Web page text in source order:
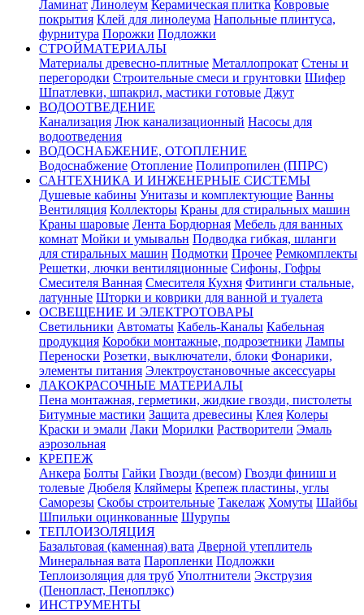
Ламинат Линолеум Керамическая плитка Ковровые
покрытия Клей для линолеума Напольные плинтуса,
фурнитура Порожки Подложки
СТРОЙМАТЕРИАЛЫ
Материалы древесно-плитные Металлопрокат Стены и
перегородки Строительные смеси и грунтовки Шифер
Шпатлевки, шпакрил, мастики готовые Джут
ВОДООТВЕДЕНИЕ
Канализация Люк канализационный Насосы для
водоотведения
ВОДОСНАБЖЕНИЕ, ОТОПЛЕНИЕ
Водоснабжение Отопление Полипропилен (ППРС)
САНТЕХНИКА И ИНЖЕНЕРНЫЕ СИСТЕМЫ
Душевые кабины Унитазы и комплектующие Ванны
Вентиляция Коллекторы Краны для стиральных машин
Краны шаровые Лента Бордюрная Мебель для ванных
комнат Мойки и умывальн Подводка гибкая, шланги
для стиральных машин Подмотки Прочее Ремкомплекты
Решетки, лючки вентиляционные Сифоны, Гофры
Смесителя Ванная Смесителя Кухня Фитинги стальные,
латунные Шторки и коврики для ванной и туалета
ОСВЕЩЕНИЕ И ЭЛЕКТРОТОВАРЫ
Светильники Автоматы Кабель-Каналы Кабельная
продукция Коробки монтажные, подрозетники Лампы
Переноски Розетки, выключатели, блоки Фонарики,
элементы питания Электроустановочные аксессуары
ЛАКОКРАСОЧНЫЕ МАТЕРИАЛЫ
Пена монтажная, герметики, жидкие гвозди, пистолеты
Битумные мастики Защита древесины Клея Колеры
Краски и эмали Лаки Морилки Растворители Эмаль
аэрозольная
КРЕПЕЖ
Анкера Болты Гайки Гвозди (весом) Гвозди финиш и
толевые Дюбеля Кляймеры Крепеж пластины, углы
Саморезы Скобы строительные Такелаж Хомуты Шайбы
Шпильки оцинкованные Шурупы
ТЕПЛОИЗОЛЯЦИЯ
Базальтовая (каменная) вата Дверной утеплитель
Минеральная вата Паропленки Подложки
Теплоизоляция для труб Уполтнители Экструзия
(Пенопласт, Пеноплэкс)
ИНСТРУМЕНТЫ